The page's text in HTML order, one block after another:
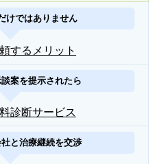
けではありません
するメリット
案を提示されたら
診断サービス
と治療継続を交渉